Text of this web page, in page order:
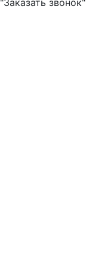
"Заказать звонок"